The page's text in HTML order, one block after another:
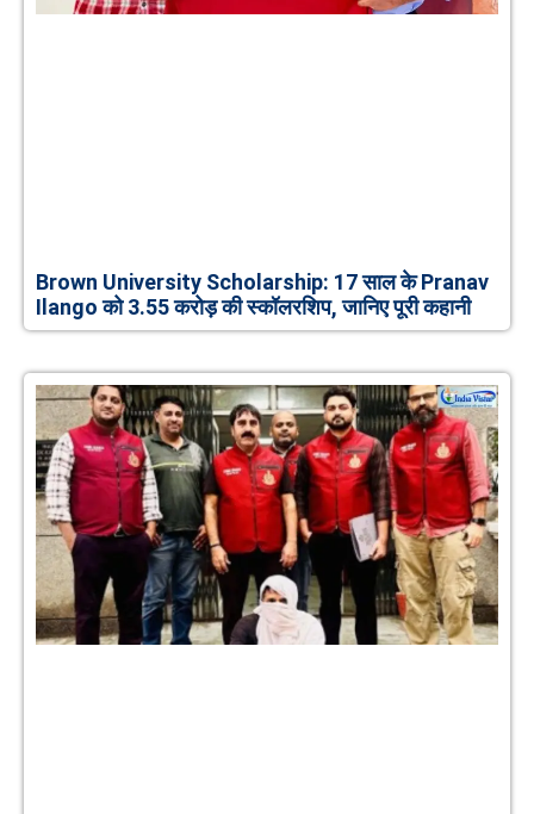
Brown University Scholarship: 17 साल के Pranav
Ilango को 3.55 करोड़ की स्कॉलरशिप, जानिए पूरी कहानी